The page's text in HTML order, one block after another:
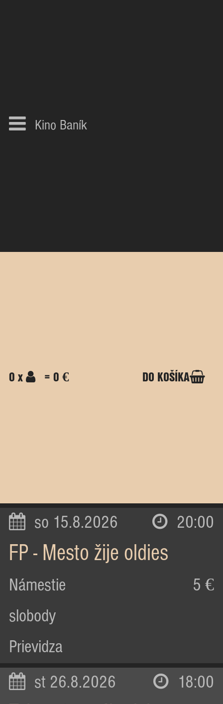
Kino Baník
0 x = 0 € DO KOŠÍKA
so 15.8.2026 20:00
FP - Mesto žije oldies
Námestie
slobody
Prievidza
5 €
st 26.8.2026 18:00